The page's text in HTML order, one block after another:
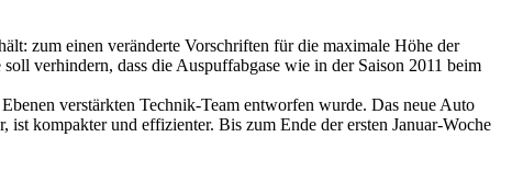
zum einen veränderte Vorschriften für die maximale Höhe der
verhindern, dass die Auspuffabgase wie in der Saison 2011 beim
verstärkten Technik-Team entworfen wurde. Das neue Auto
kompakter und effizienter. Bis zum Ende der ersten Januar-Woche